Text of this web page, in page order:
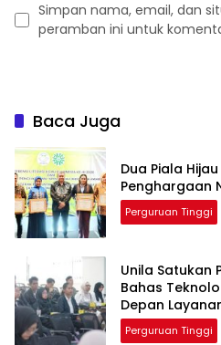
Simpan nama, email, dan
peramban ini untuk
Baca Juga
Dua Piala
Penghargaan
Perguruan Tinggi
Unila Satukan
Bahas
Depan
Perguruan Tinggi